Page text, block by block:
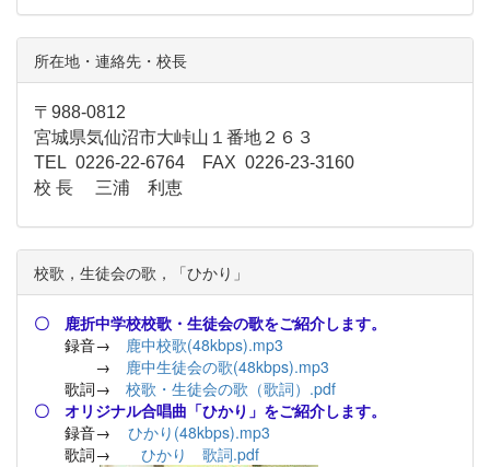
所在地・連絡先・校長
〒988-0812
宮城県気仙沼市大峠山１番地２６３
TEL 0226-22-6764 FAX 0226-23-3160
校 長 三浦 利恵
校歌，生徒会の歌，「ひかり」
〇 鹿折中学校校歌・生徒会の歌をご紹介します。
録音→ 鹿中校歌(48kbps).mp3
→ 鹿中生徒会の歌(48kbps).mp3
歌詞→ 校歌・生徒会の歌（歌詞）.pdf
〇 オリジナル合唱曲「ひかり」をご紹介します。
録音→ ひかり(48kbps).mp3
歌詞→ ひかり 歌詞.pdf